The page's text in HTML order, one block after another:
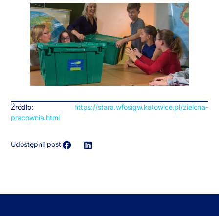
Źródło: https://stara.wfosigw.katowice.pl/zielona-
pracownia.html
Udostępnij post